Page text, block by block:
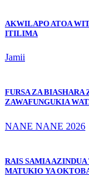
AKWILAPO ATOA
ITILIMA
Jamii
FURSA ZA
ZAWAFUNGUKIA
NANE NANE 2026
RAIS SAMIA
MATUKIO YA